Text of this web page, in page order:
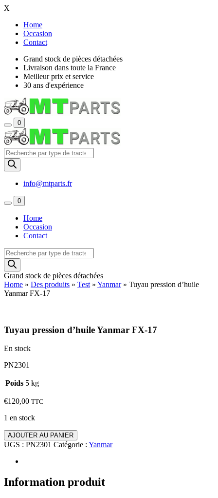
X
Home
Occasion
Contact
Grand stock de pièces détachées
Livraison dans toute la France
Meilleur prix et service
30 ans d'expérience
0
Recherche
de
produits
info@mtparts.fr
0
Home
Occasion
Contact
Recherche
de
produits
Grand stock de pièces détachées
Home » Des produits » Test » Yanmar» Tuyau pression d’huile
Yanmar FX-17
Tuyau pression d’huile Yanmar FX-17
En stock
PN2301
Poids 5 kg
€120,00 TTC
1 en stock
quantité
de
pression
Yanmar
FX-
AJOUTER AU PANIER
UGS : PN2301 Catégorie : Yanmar
Information produit